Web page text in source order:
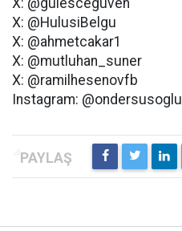
X: @gulesceguven
X: @HulusiBelgu
X: @ahmetcakar1
X: @mutluhan_suner
X: @ramilhesenovfb
Instagram: @ondersusoglu